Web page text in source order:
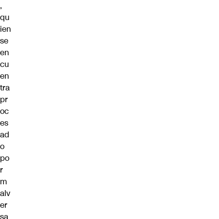
,
qu
ien
se
en
cu
en
tra
pr
oc
es
ad
o
po
r
m
alv
er
sa